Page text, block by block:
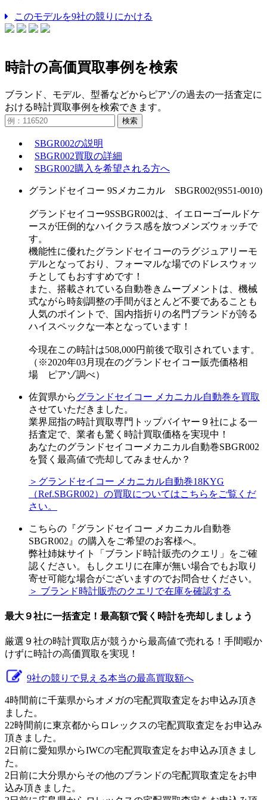
このモデルを9社の競りにかける
時計の高価買取事例を検索
ブランド、モデル、型番などからピアゾの過去の一括査定に
おける時計買取事例を検索できます。
検索
SBGR002の説明
SBGR002買取の詳細
SBGR002購入を希望される方へ
グランドセイコー 9Sメカニカル SBGR002(9S51-0010)
グランドセイコー9SSBGR002は、イエローゴールドケ
ースが圧倒的なハイクラス感を放つメンズウォッチで
す。
機能性に優れたグランドセイコーのラグジュアリーモ
デルとなっており、フォーマルな場でのドレスウォッ
チとしてもおすすめです！
また、搭載されている自動巻きムーブメントは、機械
式ながら時刻調整の手間がほとんど不要であることも
人気のポイントで、国内指折りの名門ブランドが誇る
ハイスペックな一本となっています！
今現在この時計は508,000円前後で取引されています。
（※2020年03月現在のグランドセイコー販売価格相
場 ピアゾ調べ）
佐賀県からグランドセイコー メカニカル自動巻を買取
させていただきました。
業界屈指の時計買取専門トップバイヤー９社による一
括査定で、業者も驚く時計買取価格を実現中！
あなたのグランドセイコーメカニカル自動巻SBGR002
を賢く最高値で売却してみませんか？
＞グランドセイコー メカニカル自動巻18KYG
（Ref.SBGR002）の買取についてはこちらをご覧くだ
さい。
こちらの『グランドセイコー メカニカル自動巻
SBGR002』の購入をご希望のお客様へ。
弊社姉妹サイト「ブランド時計販売のクエリ」をご確
認ください。もしクエリに在庫が無い場合でもお取り
寄せ可能な場合がございますのでお問合せください。
＞ ブランド時計販売のクエリで在庫を確認する
最大９社に一括査定！ 最高額で賢く時計を売却しましょう
厳選９社の時計買取店が競うから最高値で売れる！手間暇か
けずに時計の高価買取を実現！
9社の競りで見える本当の最高買取額へ
4時間前に千葉県からオメガの宅配買取査定をお申込み頂き
ました。
22時間前に東京都からロレックスの宅配買取査定をお申込み
頂きました。
2日前に愛知県からIWCの宅配買取査定をお申込み頂きまし
た。
2日前に大分県からその他のブランドの宅配買取査定をお申
込み頂きました。